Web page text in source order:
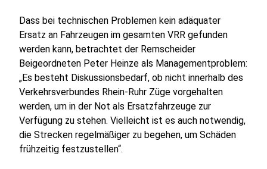
Dass bei technischen Problemen kein adäquater
Ersatz an Fahrzeugen im gesamten VRR gefunden
werden kann, betrachtet der Remscheider
Beigeordneten Peter Heinze als Managementproblem:
„Es besteht Diskussionsbedarf, ob nicht innerhalb des
Verkehrsverbundes Rhein-Ruhr Züge vorgehalten
werden, um in der Not als Ersatzfahrzeuge zur
Verfügung zu stehen. Vielleicht ist es auch notwendig,
die Strecken regelmäßiger zu begehen, um Schäden
frühzeitig festzustellen“.